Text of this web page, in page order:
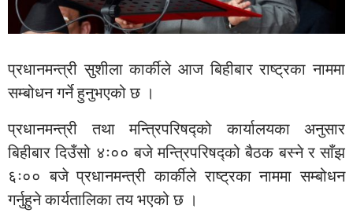
प्रधानमन्त्री सुशीला कार्कीले आज बिहीबार राष्ट्रका नाममा
सम्बोधन गर्ने हुनुभएको छ ।
प्रधानमन्त्री तथा मन्त्रिपरिषद्को कार्यालयका अनुसार
बिहीबार दिउँसो ४ः०० बजे मन्त्रिपरिषद्को बैठक बस्ने र साँझ
६ः०० बजे प्रधानमन्त्री कार्कीले राष्ट्रका नाममा सम्बोधन
गर्नुहुने कार्यतालिका तय भएको छ ।